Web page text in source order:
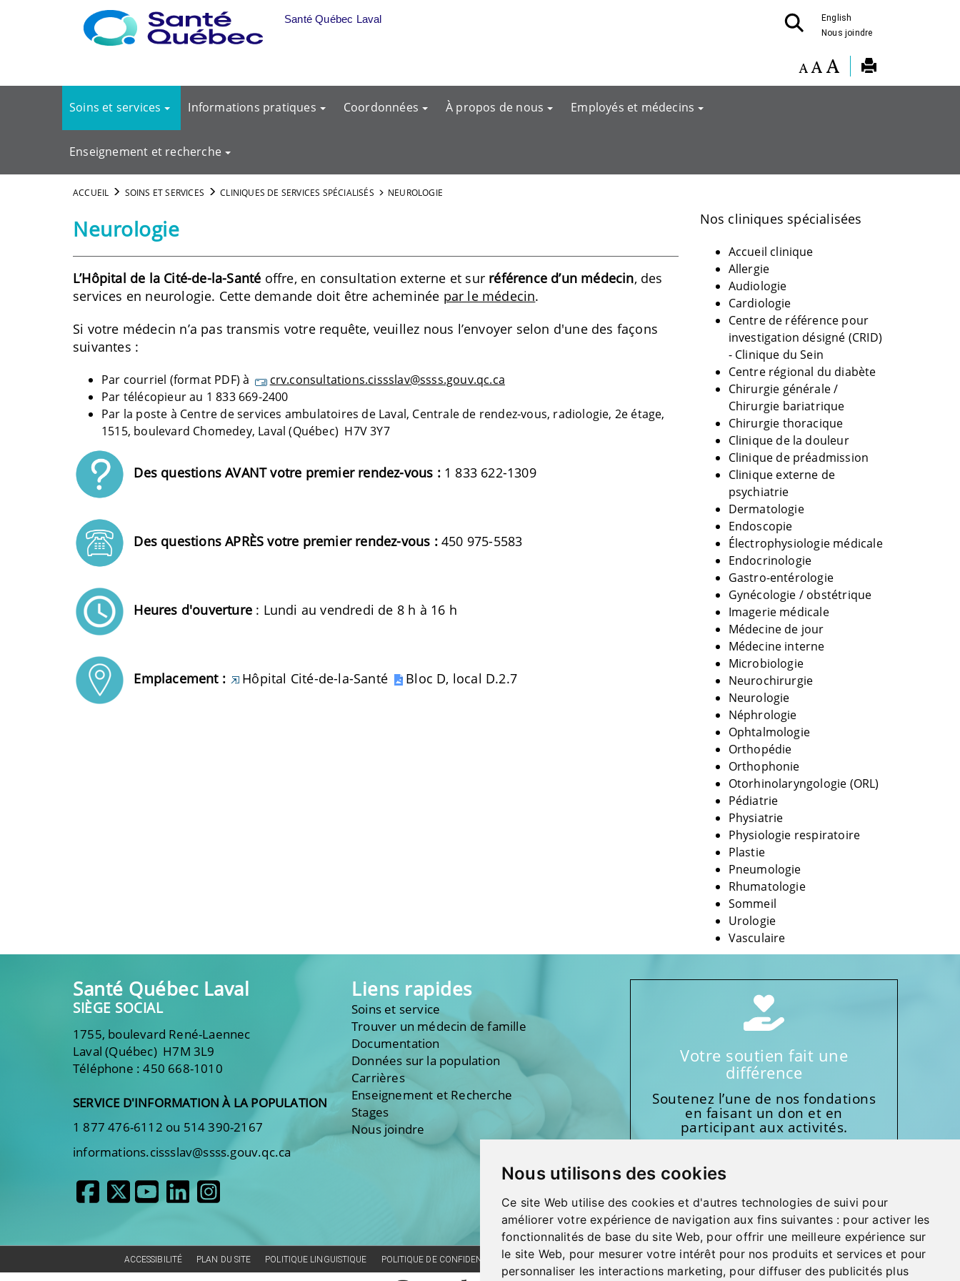
Nous utilisons des cookies
Ce site Web utilise des cookies et d'autres technologies de suivi pour
améliorer votre expérience de navigation aux fins suivantes : pour activer les
fonctionnalités de base du site Web, pour offrir une meilleure expérience sur
le site Web, pour mesurer votre intérêt pour nos produits et services et pour
personnaliser les interactions marketing, pour diffuser des publicités plus
Aller au menu principal
English
Nous joindre
Santé Québec Laval
Soins et services Informations pratiques Coordonnées À propos de nous Employés et médecins
Enseignement et recherche
ACCUEIL SOINS ET SERVICES CLINIQUES DE SERVICES SPÉCIALISÉS NEUROLOGIE
Neurologie
L’Hôpital de la Cité-de-la-Santé offre, en consultation externe et sur référence d’un médecin, des
services en neurologie. Cette demande doit être acheminée par le médecin.
Si votre médecin n’a pas transmis votre requête, veuillez nous l’envoyer selon d'une des façons
suivantes :
Par courriel (format PDF) à
crv.consultations.cissslav@ssss.gouv.qc.ca
Par télécopieur au 1 833 669-2400
Par la poste à Centre de services ambulatoires de Laval, Centrale de rendez-vous, radiologie, 2e étage,
1515, boulevard Chomedey, Laval (Québec) H7V 3Y7
Des questions AVANT votre premier rendez-vous : 1 833 622-1309
Des questions APRÈS votre premier rendez-vous :450 975-5583
Heures d'ouverture : Lundi au vendredi de 8 h à 16 h
Emplacement : Hôpital Cité-de-la-Santé Bloc D, local D.2.7
Nos cliniques spécialisées
Accueil clinique
Allergie
Audiologie
Cardiologie
Centre de référence pour
investigation désigné (CRID)
- Clinique du Sein
Centre régional du diabète
Chirurgie générale /
Chirurgie bariatrique
Chirurgie thoracique
Clinique de la douleur
Clinique de préadmission
Clinique externe de
psychiatrie
Dermatologie
Endoscopie
Électrophysiologie médicale
Endocrinologie
Gastro-entérologie
Gynécologie / obstétrique
Imagerie médicale
Médecine de jour
Médecine interne
Microbiologie
Neurochirurgie
Neurologie
Néphrologie
Ophtalmologie
Orthopédie
Orthophonie
Otorhinolaryngologie (ORL)
Pédiatrie
Physiatrie
Physiologie respiratoire
Plastie
Pneumologie
Rhumatologie
Sommeil
Urologie
Vasculaire
Santé Québec Laval
SIÈGE SOCIAL
1755, boulevard René-Laennec
Laval (Québec) H7M 3L9
Téléphone : 450 668-1010
SERVICE D'INFORMATION À LA POPULATION
1 877 476-6112 ou 514 390-2167
informations.cissslav@ssss.gouv.qc.ca
Liens rapides
Soins et service
Trouver un médecin de famille
Documentation
Données sur la population
Carrières
Enseignement et Recherche
Stages
Nous joindre
Votre soutien fait une
différence
Soutenez l’une de nos fondations
en faisant un don et en
participant aux activités.
ACCESSIBILITÉ PLAN DU SITE POLITIQUE LINGUISTIQUE POLITIQUE DE CONFIDENTIALITÉ RÉALISATION DU SITE COMMENTAIRES, SUGGESTIONS, REMERCIEMENTS